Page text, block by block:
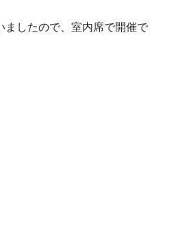
ましたので、室内席で開催で